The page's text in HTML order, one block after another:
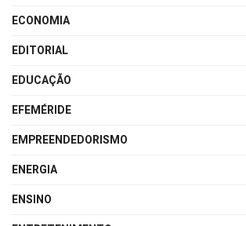
ECONOMIA
EDITORIAL
EDUCAÇÃO
EFEMÉRIDE
EMPREENDEDORISMO
ENERGIA
ENSINO